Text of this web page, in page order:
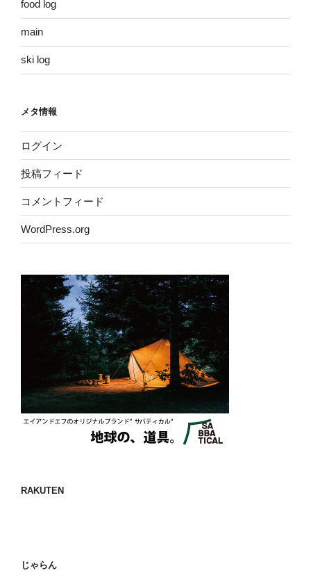
food log
main
ski log
メタ情報
ログイン
投稿フィード
コメントフィード
WordPress.org
RAKUTEN